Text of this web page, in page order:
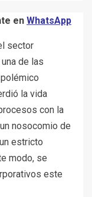
en WhatsApp
sector
de las
la vida
con la
nosocomio de
estricto
modo, se
este